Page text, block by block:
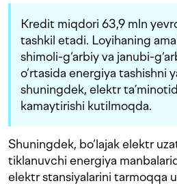
Kredit miqdori 63,9 mln
tashkil etadi. Loyihaning
shimoli-g‘arbiy va janubi-
o‘rtasida energiya tashishni
shuningdek, elektr
kamaytirishi kutilmoqda.
Shuningdek, bo‘lajak elektr
tiklanuvchi energiya
elektr stansiyalarini tarmoqqa